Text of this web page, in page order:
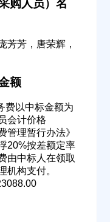
购人员）名
芳芳，唐荣辉，
额
费以中标金额为
会计价格
管理暂行办法》
20%按差额定率
由中标人在领取
机构支付。
商